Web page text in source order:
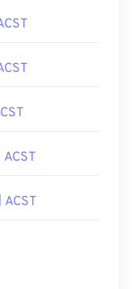
ACST
ACST